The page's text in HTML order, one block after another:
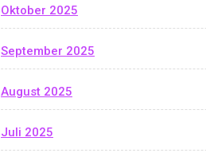
Oktober 2025
September 2025
August 2025
Juli 2025